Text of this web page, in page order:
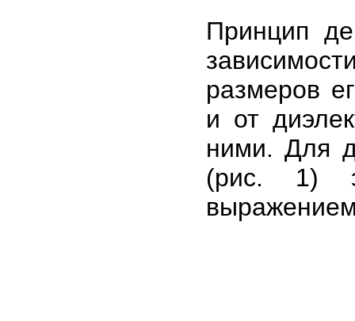
Принцип
размеров
и от
ними. Для
(рис. 1)